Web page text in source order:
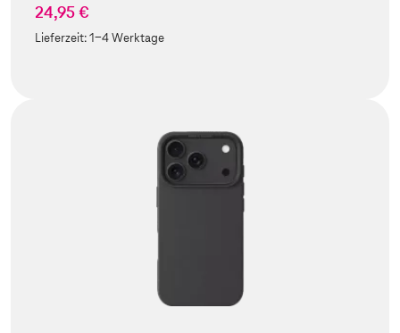
24,95 €
Lieferzeit:1-4 Werktage